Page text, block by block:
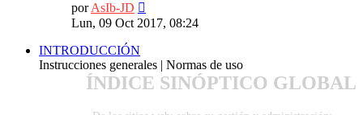
porAsIb-JD
último
mensaje
Lun, 09 Oct 2017, 08:24
INTRODUCCIÓN
Instrucciones generales | Normas de uso
ÍNDICE SINÓPTICO GLOBAL